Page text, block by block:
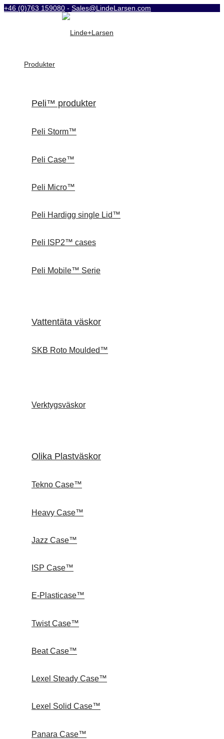
+46 (0)763 159080 - Sales@LindeLarsen.com
Produkter
Peli™ produkter
Peli Storm™
Peli Case™
Peli Micro™
Peli Hardigg single Lid™
Peli ISP2™ cases
Peli Mobile™ Serie
Vattentäta väskor
SKB Roto Moulded™
Verktygsväskor
Olika Plastväskor
Tekno Case™
Heavy Case™
Jazz Case™
ISP Case™
E-Plasticase™
Twist Case™
Beat Case™
Lexel Steady Case™
Lexel Solid Case™
Panara Case™